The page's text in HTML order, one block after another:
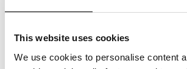
This website uses cookies
We use cookies to personalise content